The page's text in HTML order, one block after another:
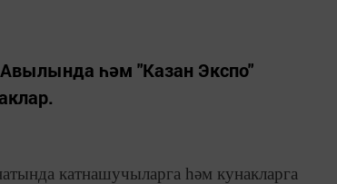
һәм "Казан Экспо"
катнашучыларга һәм кунакларга